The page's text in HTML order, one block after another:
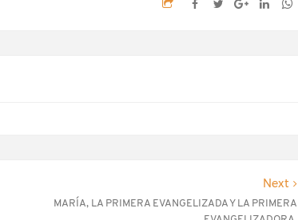
Next
MARÍA, LA PRIMERA EVANGELIZADA Y LA PRIMERA